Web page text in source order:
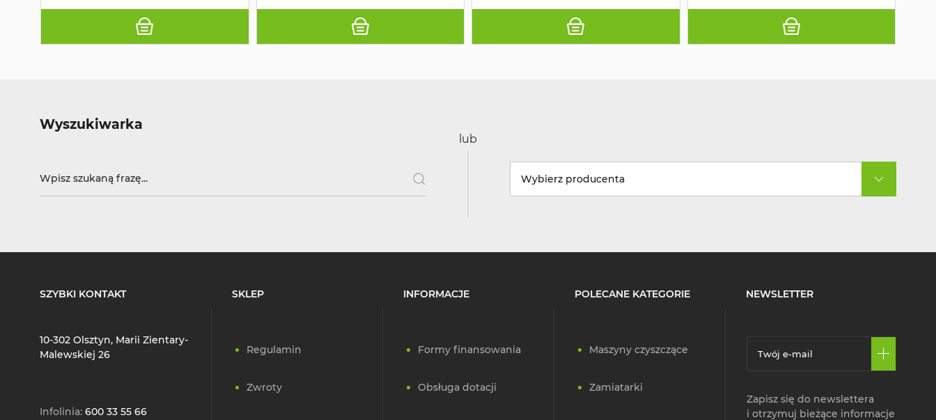
Wyszukiwarka
lub
Wybierz producenta
SZYBKI KONTAKT
10-302 Olsztyn, Marii Zientary-
Malewskiej 26
Infolinia: 600 33 55 66
SKLEP
Regulamin
Zwroty
INFORMACJE
Formy finansowania
Obsługa dotacji
POLECANE KATEGORIE
Maszyny czyszczące
Zamiatarki
NEWSLETTER
Zapisz się do newslettera
i otrzymuj bieżące informacje